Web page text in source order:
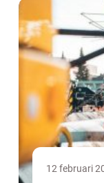
12 februari